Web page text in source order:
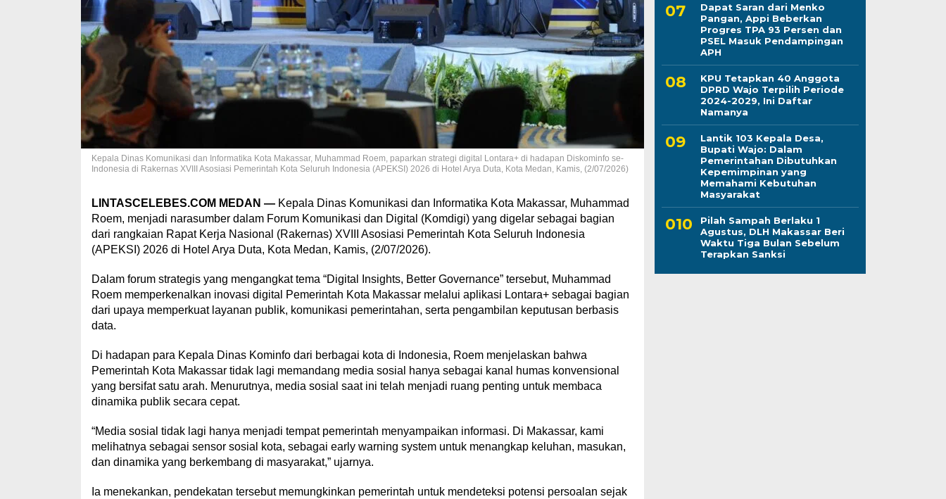
Kepala Dinas Komunikasi dan Informatika Kota Makassar, Muhammad Roem, paparkan strategi digital Lontara+ di hadapan Diskominfo se-
Indonesia di Rakernas XVIII Asosiasi Pemerintah Kota Seluruh Indonesia (APEKSI) 2026 di Hotel Arya Duta, Kota Medan, Kamis, (2/07/2026)
LINTASCELEBES.COM MEDAN — Kepala Dinas Komunikasi dan Informatika Kota Makassar, Muhammad
Roem, menjadi narasumber dalam Forum Komunikasi dan Digital (Komdigi) yang digelar sebagai bagian
dari rangkaian Rapat Kerja Nasional (Rakernas) XVIII Asosiasi Pemerintah Kota Seluruh Indonesia
(APEKSI) 2026 di Hotel Arya Duta, Kota Medan, Kamis, (2/07/2026).
Dalam forum strategis yang mengangkat tema “Digital Insights, Better Governance” tersebut, Muhammad
Roem memperkenalkan inovasi digital Pemerintah Kota Makassar melalui aplikasi Lontara+ sebagai bagian
dari upaya memperkuat layanan publik, komunikasi pemerintahan, serta pengambilan keputusan berbasis
data.
Di hadapan para Kepala Dinas Kominfo dari berbagai kota di Indonesia, Roem menjelaskan bahwa
Pemerintah Kota Makassar tidak lagi memandang media sosial hanya sebagai kanal humas konvensional
yang bersifat satu arah. Menurutnya, media sosial saat ini telah menjadi ruang penting untuk membaca
dinamika publik secara cepat.
“Media sosial tidak lagi hanya menjadi tempat pemerintah menyampaikan informasi. Di Makassar, kami
melihatnya sebagai sensor sosial kota, sebagai early warning system untuk menangkap keluhan, masukan,
dan dinamika yang berkembang di masyarakat,” ujarnya.
Ia menekankan, pendekatan tersebut memungkinkan pemerintah untuk mendeteksi potensi persoalan sejak
Dapat Saran dari Menko
Pangan, Appi Beberkan
Progres TPA 93 Persen dan
PSEL Masuk Pendampingan
APH
KPU Tetapkan 40 Anggota
DPRD Wajo Terpilih Periode
2024-2029, Ini Daftar
Namanya
Lantik 103 Kepala Desa,
Bupati Wajo: Dalam
Pemerintahan Dibutuhkan
Kepemimpinan yang
Memahami Kebutuhan
Masyarakat
Pilah Sampah Berlaku 1
Agustus, DLH Makassar Beri
Waktu Tiga Bulan Sebelum
Terapkan Sanksi